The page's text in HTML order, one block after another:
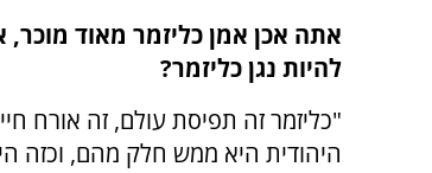
אתה אכן אמן כליזמר מאוד מוכר,
להיות נגן כליזמר?
"כליזמר זה תפיסת עולם, זה אורח
היהודית היא ממש חלק מהם, וכזה